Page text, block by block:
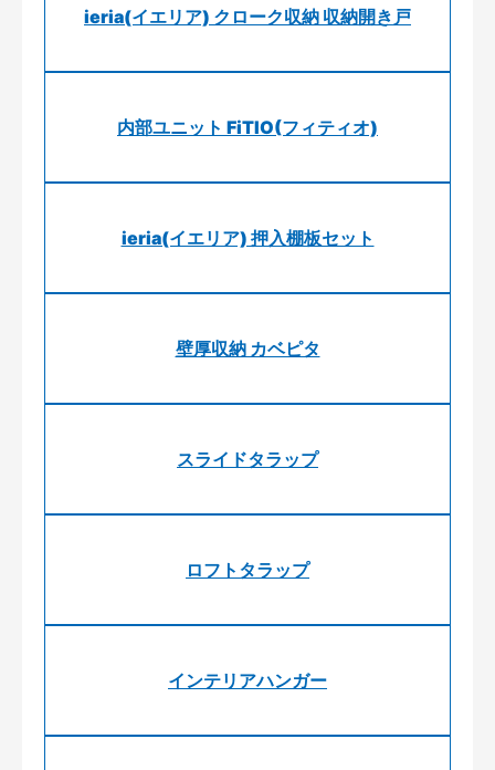
ieria(イエリア) クローク収納 収納開き戸
内部ユニット FiTIO(フィティオ)
ieria(イエリア) 押入棚板セット
壁厚収納 カベピタ
スライドタラップ
ロフトタラップ
インテリアハンガー